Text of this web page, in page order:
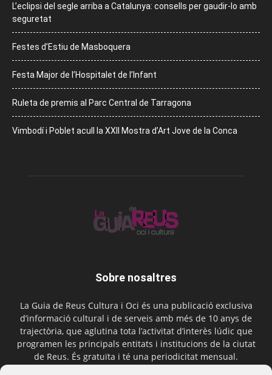
L’eclipsi del segle arriba a Catalunya: consells per gaudir-lo amb
seguretat
Festes d’Estiu de Masboquera
Festa Major de l’Hospitalet de l’Infant
Ruleta de premis al Parc Central de Tarragona
Vimbodí i Poblet acull la XXII Mostra d’Art Jove de la Conca
Sobre nosaltres
La Guia de Reus Cultura i Oci és una publicació exclusiva
d’informació cultural i de serveis amb més de 10 anys de
trajectòria, que aglutina tota l’activitat d’interès lúdic que
programen les principals entitats i institucions de la ciutat
de Reus. És gratuïta i té una periodicitat mensual.